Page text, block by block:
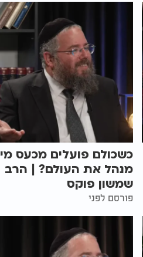
כשכולם פועלים מכעס מי
מנהל את העולם? | הרב
שמשון פוקס
פורסם לפני